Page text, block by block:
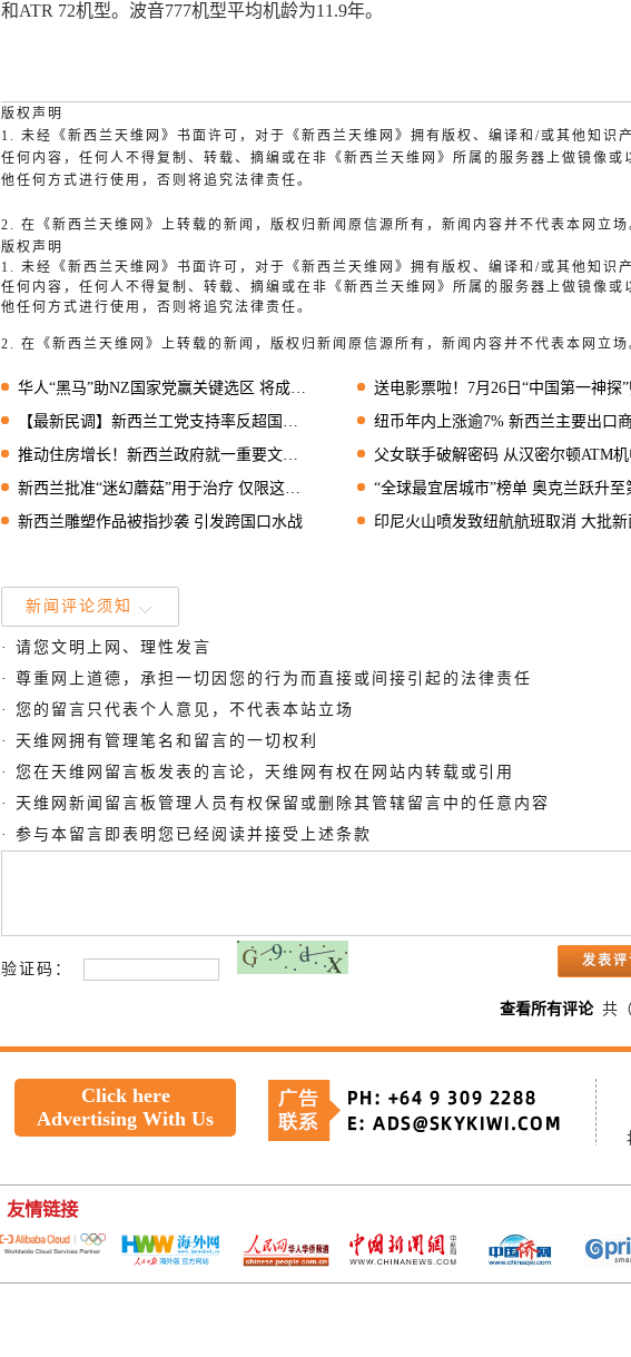
和ATR 72机型。波音777机型平均机龄为11.9年。
版权声明
1. 未经《新西兰天维网》书面许可，对于《新西兰天维网》拥有版权、编译和/或其他知识
任何内容，任何人不得复制、转载、摘编或在非《新西兰天维网》所属的服务器上做镜像或
他任何方式进行使用，否则将追究法律责任。
2. 在《新西兰天维网》上转载的新闻，版权归新闻原信源所有，新闻内容并不代表本网立
版权声明
1. 未经《新西兰天维网》书面许可，对于《新西兰天维网》拥有版权、编译和/或其他知识
任何内容，任何人不得复制、转载、摘编或在非《新西兰天维网》所属的服务器上做镜像或
他任何方式进行使用，否则将追究法律责任。
2. 在《新西兰天维网》上转载的新闻，版权归新闻原信源所有，新闻内容并不代表本网立
华人“黑马”助NZ国家党赢关键选区 将成国会议员
送电影票啦！7月26日“中国第一神探”归来，超大屏幕IMAX实力诠释狄仁杰
【最新民调】新西兰工党支持率反超国家党 双方此消彼长
纽币年内上涨逾7% 新西兰主要出口商品价格持续
推动住房增长！新西兰政府就一重要文件启动公众咨询
父女联手破解密码 从汉密尔顿ATM机中盗取20万
新西兰批准“迷幻蘑菇”用于治疗 仅限这一名医生开处方
“全球最宜居城市”榜单 奥克兰跃升至第七
新西兰雕塑作品被指抄袭 引发跨国口水战
印尼火山喷发致纽航航班取消 大批新西兰游客滞留巴
新闻评论须知
· 请您文明上网、理性发言
· 尊重网上道德，承担一切因您的行为而直接或间接引起的法律责任
· 您的留言只代表个人意见，不代表本站立场
· 天维网拥有管理笔名和留言的一切权利
· 您在天维网留言板发表的言论，天维网有权在网站内转载或引用
· 天维网新闻留言板管理人员有权保留或删除其管辖留言中的任意内容
· 参与本留言即表明您已经阅读并接受上述条款
验证码：
查看所有评论共
Click here
Advertising With Us
友情链接